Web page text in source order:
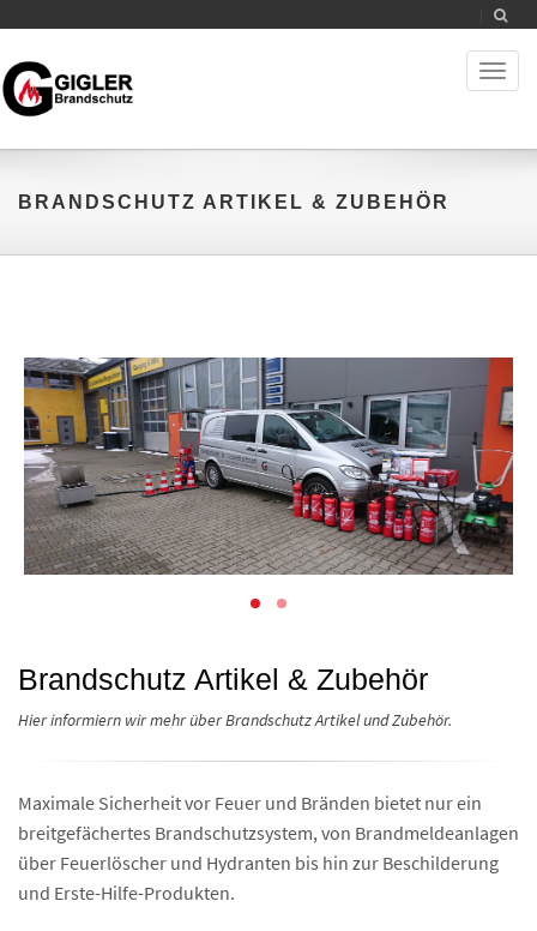
BRANDSCHUTZ ARTIKEL & ZUBEHÖR
Brandschutz Artikel & Zubehör
Hier informiern wir mehr über Brandschutz Artikel und Zubehör.
Maximale Sicherheit vor Feuer und Bränden bietet nur ein
breitgefächertes Brandschutzsystem, von Brandmeldeanlagen
über Feuerlöscher und Hydranten bis hin zur Beschilderung
und Erste-Hilfe-Produkten.